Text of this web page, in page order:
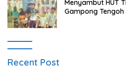
Menyambut HUT
Gampong
Recent Post